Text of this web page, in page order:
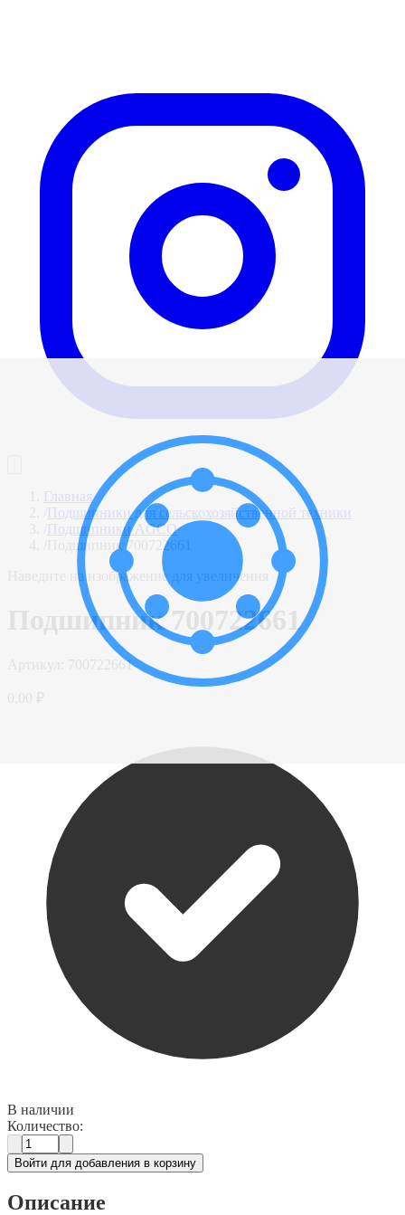
Главная
Подшипники для сельскохозяйственной техники
Подшипники AGCO
Подшипник 700722661
Наведите на изображение для увеличения
Подшипник 700722661
700722661
В наличии
Количество:
Войти для добавления в корзину
Описание